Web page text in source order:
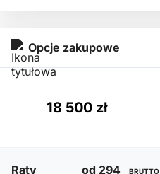
Opcje zakupowe
18 500 zł
Raty od 294 BRUTTO